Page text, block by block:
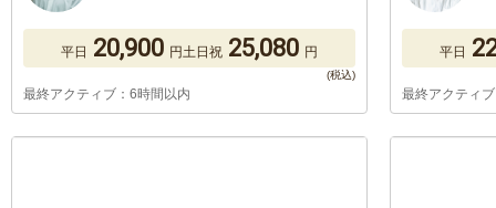
平日 20,900 円土日祝 25,080 円
最終アクティブ：6時間以内
平日
最終アクティ